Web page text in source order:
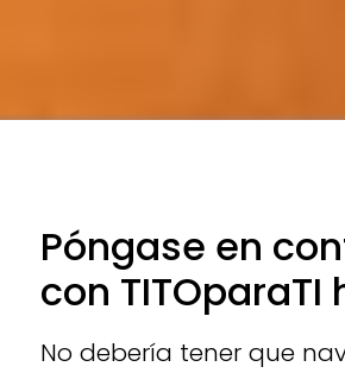
Póngase en
con TITOparaTI
No debería tener que